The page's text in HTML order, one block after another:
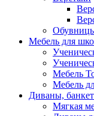
Мебель для
Мебель
Мебель
Диваны,
Мягкая